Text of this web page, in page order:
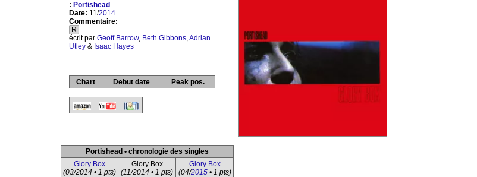
: Portishead
Date: 11/2014
Commentaire:
R
écrit par Geoff Barrow, Beth Gibbons,Adrian
Utley & Isaac Hayes
Chart Debut date Peak pos.
Portishead • chronologie des singles
Glory Box
(03/2014 • 1 pts)
Glory Box
(11/2014 • 1 pts)
Glory Box
(04/2015• 1 pts)